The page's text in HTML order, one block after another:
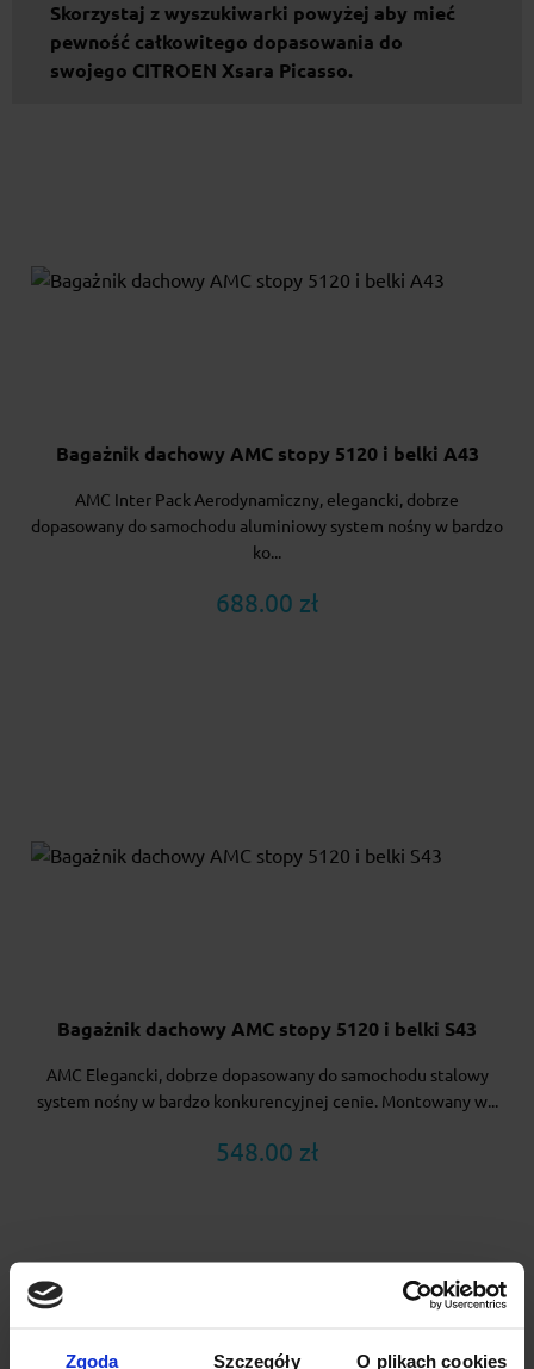
Zgoda Szczegóły O plikach cookies
Skorzystaj z wyszukiwarki powyżej aby mieć
pewność całkowitego dopasowania do
swojego CITROEN Xsara Picasso.
Bagażnik dachowy AMC stopy 5120 i belki A43
AMC Inter Pack Aerodynamiczny, elegancki, dobrze
dopasowany do samochodu aluminiowy system nośny w bardzo
ko...
688.00 zł
Bagażnik dachowy AMC stopy 5120 i belki S43
AMC Elegancki, dobrze dopasowany do samochodu stalowy
system nośny w bardzo konkurencyjnej cenie. Montowany w...
548.00 zł